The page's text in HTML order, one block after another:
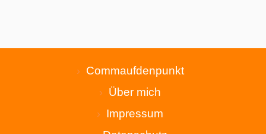
Commaufdenpunkt
Über mich
Impressum